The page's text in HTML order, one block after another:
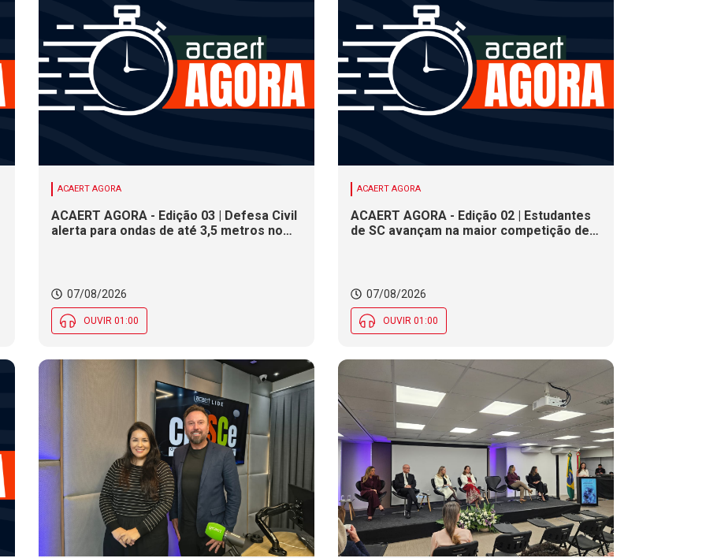
ACAERT AGORA
ACAERT AGORA - Edição 03 | Defesa Civil
alerta para ondas de até 3,5 metros no
tradições indígenas e de imigrantes em
SC
07/08/2026
OUVIR 01:00
ACAERT AGORA
ACAERT AGORA - Edição 02 | Estudantes
de SC avançam na maior competição de
Certificação de Responsabilidade Social
nesta sexta (7)
07/08/2026
OUVIR 01:00